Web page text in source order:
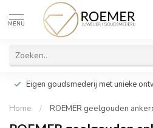
MENU
Eigen goudsmederij met unieke
Home / ROEMER geelgouden